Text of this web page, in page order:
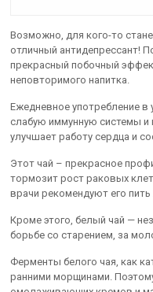
Возможно, для кого-то
отличный антидепрессант!
прекрасный побочный
неповторимого напитка.
Ежедневное употребление в
слабую иммунную системы и
улучшает работу сердца и
Этот чай – прекрасное
тормозит рост раковых
врачи рекомендуют его
Кроме этого, белый чай —
борьбе со старением, за
Ферменты белого чая, как
ранними морщинами.